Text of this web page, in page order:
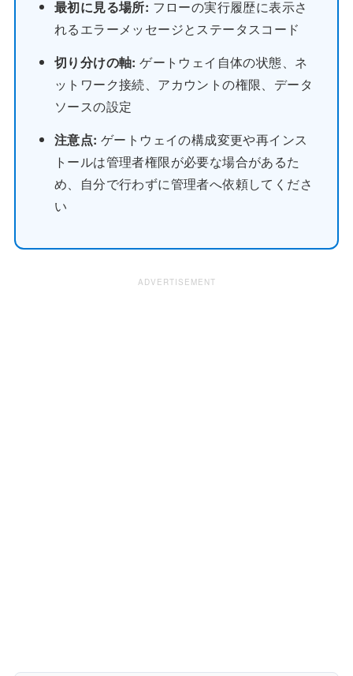
最初に見る場所: フローの実行履歴に表示さ
れるエラーメッセージとステータスコード
切り分けの軸: ゲートウェイ自体の状態、ネ
ットワーク接続、アカウントの権限、データ
ソースの設定
注意点: ゲートウェイの構成変更や再インス
トールは管理者権限が必要な場合があるた
め、自分で行わずに管理者へ依頼してくださ
い
ADVERTISEMENT